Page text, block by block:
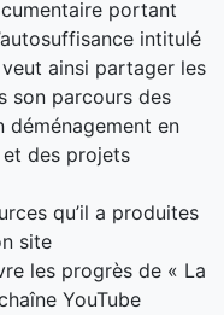
portant
intitulé
ainsi partager les
son parcours des
déménagement en
des projets
qu’il a produites
site
les progrès de « La
YouTube